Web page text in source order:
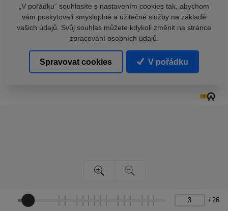
/ 26
„V pořádku“ souhlasíte s nastavením cookies tak, abychom
vám poskytovali smysluplné a užitečné služby na základě
vašich údajů. Svůj souhlas můžete kdykoli změnit na stránce
zpracování osobních údajů.
Spravovat cookies V pořádku